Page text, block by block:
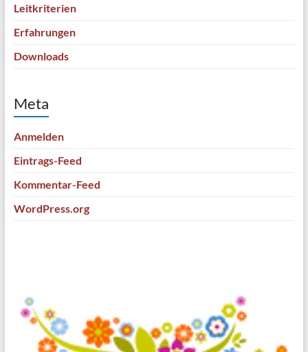
Leitkriterien
Erfahrungen
Downloads
Meta
Anmelden
Eintrags-Feed
Kommentar-Feed
WordPress.org